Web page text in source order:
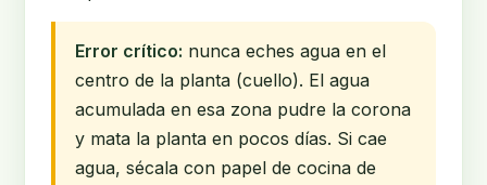
Error crítico: nunca eches agua en el
centro de la planta (cuello). El agua
acumulada en esa zona pudre la corona
y mata la planta en pocos días. Si cae
agua, sécala con papel de cocina de